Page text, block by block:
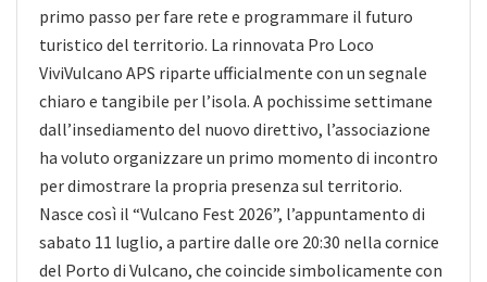
primo passo per fare rete e programmare il futuro
turistico del territorio. La rinnovata Pro Loco
ViviVulcano APS riparte ufficialmente con un segnale
chiaro e tangibile per l’isola. A pochissime settimane
dall’insediamento del nuovo direttivo, l’associazione
ha voluto organizzare un primo momento di incontro
per dimostrare la propria presenza sul territorio.
Nasce così il “Vulcano Fest 2026”, l’appuntamento di
sabato 11 luglio, a partire dalle ore 20:30 nella cornice
del Porto di Vulcano, che coincide simbolicamente con